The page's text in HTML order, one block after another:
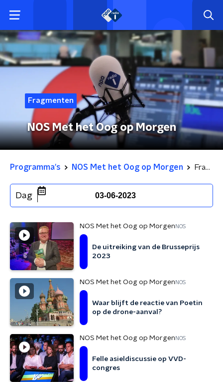
Fragmenten
NOS Met het Oog op Morgen
Programma's NOS Met het Oog op Morgen Fragmenten
Dag 03-06-2023
NOS Met het Oog op Morgen NOS
De uitreiking van de Brusseprijs
2023
NOS Met het Oog op Morgen NOS
Waar blijft de reactie van Poetin
op de drone-aanval?
NOS Met het Oog op Morgen NOS
Felle asieldiscussie op VVD-
congres